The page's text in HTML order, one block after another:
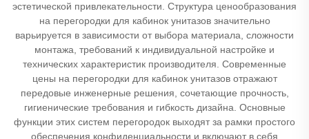
эстетической привлекательности. Структура ценообразования
на перегородки для кабинок унитазов значительно
варьируется в зависимости от выбора материала, сложности
монтажа, требований к индивидуальной настройке и
технических характеристик производителя. Современные
цены на перегородки для кабинок унитазов отражают
передовые инженерные решения, сочетающие прочность,
гигиенические требования и гибкость дизайна. Основные
функции этих систем перегородок выходят за рамки простого
обеспечения конфиденциальности и включают в себя